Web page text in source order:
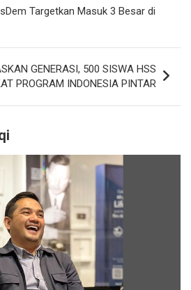
Targetkan Masuk 3 Besar di
GENERASI, 500 SISWA HSS
PROGRAM INDONESIA PINTAR